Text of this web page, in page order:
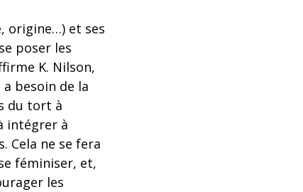
origine…) et ses
poser les
K. Nilson,
besoin de la
du tort à
intégrer à
Cela ne se fera
féminiser, et,
les